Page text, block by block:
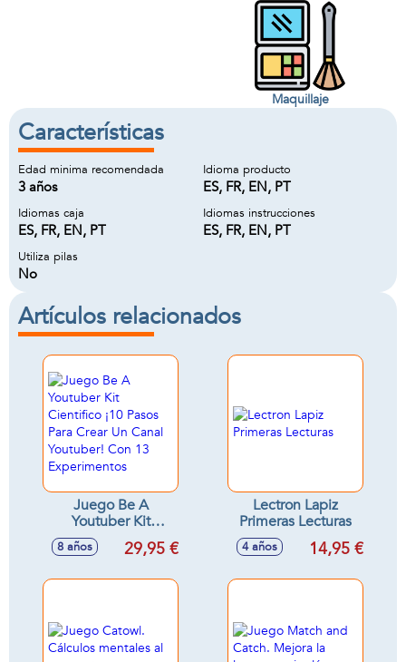
Maquillaje
Características
Edad minima recomendada
3 años
Idioma producto
ES, FR, EN, PT
Idiomas caja
ES, FR, EN, PT
Idiomas instrucciones
ES, FR, EN, PT
Utiliza pilas
No
Artículos relacionados
Juego Be A
Youtuber Kit
Cientifico ¡10 Pasos
Para Crear Un Canal
8 años 29,95 €
Lectron Lapiz
Primeras Lecturas
4 años 14,95 €